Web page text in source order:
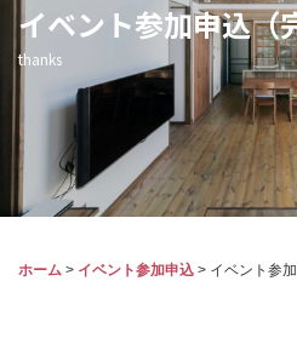
イベント参加申込（
thanks
ホーム > イベント参加申込 > イベント参